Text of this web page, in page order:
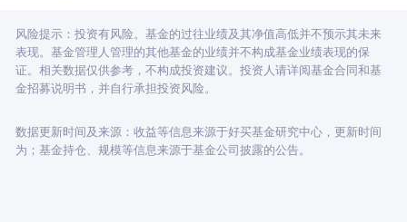
风险提示：投资有风险。基金的过往业绩及其净值高低并不预示其未来
表现。基金管理人管理的其他基金的业绩并不构成基金业绩表现的保
证。相关数据仅供参考，不构成投资建议。投资人请详阅基金合同和基
金招募说明书，并自行承担投资风险。
数据更新时间及来源：收益等信息来源于好买基金研究中心，更新时间
为；基金持仓、规模等信息来源于基金公司披露的公告。